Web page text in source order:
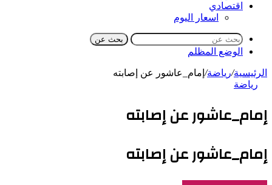
اقتصادي
اسعار اليوم
بحث عن
الوضع المظلم
الرئيسية/رياضة/ إمام_عاشور عن إصابته
رياضة
إمام_عاشور عن إصابته
إمام_عاشور عن إصابته